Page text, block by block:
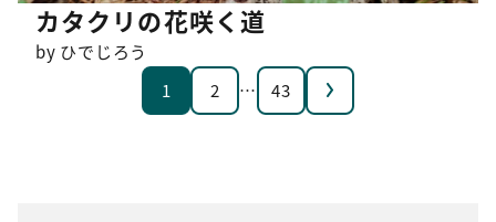
カタクリの花咲く道
by ひでじろう
1
2 … 43 次へ